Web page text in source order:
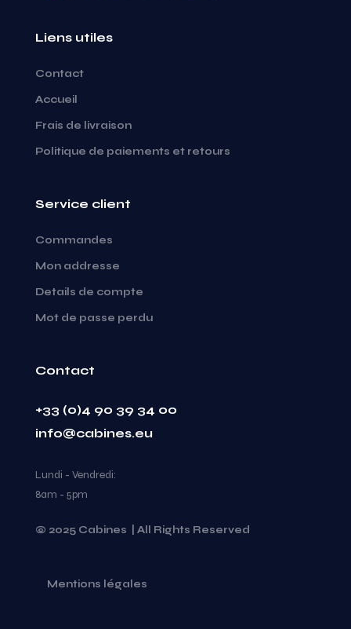
Liens utiles
Contact
Accueil
Frais de livraison
Politique de paiements et retours
Service client
Commandes
Mon addresse
Details de compte
Mot de passe perdu
Contact
+33 (0)4 90 39 34 00
info@cabines.eu
Lundi - Vendredi:
8am - 5pm
© 2025 Cabines | All Rights Reserved
Mentions légales